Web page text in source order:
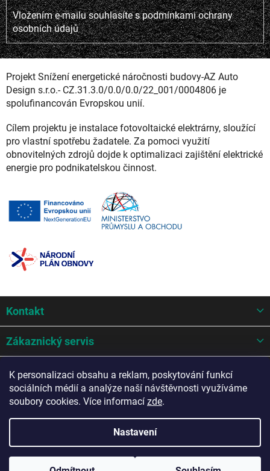
K personalizaci obsahu a reklam, poskytování funkcí
sociálních médií a analýze naší návštěvnosti využíváme
soubory cookies. Více informací zde.
Nastavení
Vložením e-mailu souhlasíte spodmínkami ochrany
osobních údajů
Projekt Snížení energetické náročnosti budovy-AZ Auto
Design s.r.o.- CZ.31.3.0/0.0/0.0/22_001/0004806 je
spolufinancován Evropskou unií.
Cílem projektu je instalace fotovoltaické elektrárny, sloužící
pro vlastní spotřebu žadatele. Za pomoci využití
obnovitelných zdrojů dojde k optimalizaci zajištění elektrické
energie pro podnikatelskou činnost.
p
t
Kontakt
Zákaznický servis
Mohlo by se hodit
Potřebujete poradit?
Copyright 2026AZ Auto design s.r.o.. Všechna práva vyhrazena.